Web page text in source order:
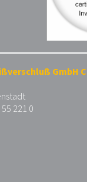
GmbH
221 0